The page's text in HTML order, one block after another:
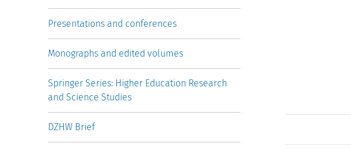
Presentations and conferences
Monographs and edited volumes
Springer Series: Higher Education Research
and Science Studies
DZHW Brief